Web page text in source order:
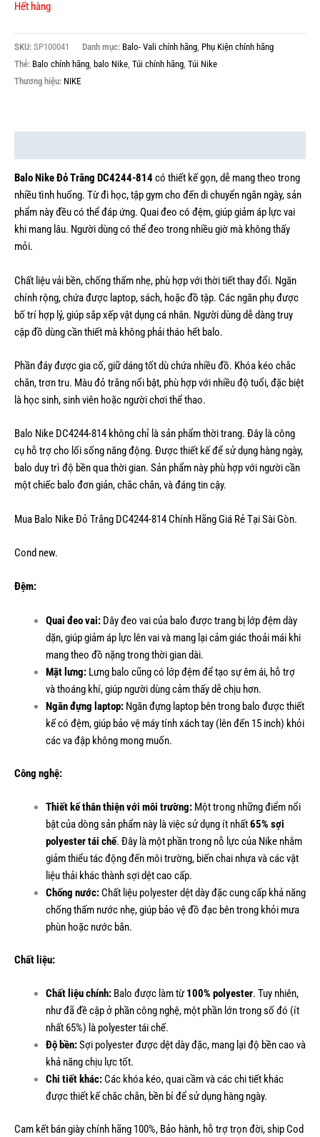
Hết hàng
SKU: SP100041 Danh mục: Balo- Vali chính hãng Phụ Kiện chính hãng
Thẻ: Balo chính hãng balo Nike Túi chính hãng Túi Nike
Thương hiệu: NIKE
Balo Nike Đỏ Trắng DC4244-814 có thiết kế gọn, dễ mang theo trong
nhiều tình huống. Từ đi học, tập gym cho đến di chuyển ngắn ngày, sản
phẩm này đều có thể đáp ứng. Quai đeo có đệm, giúp giảm áp lực vai
khi mang lâu. Người dùng có thể đeo trong nhiều giờ mà không thấy
mỏi.
Chất liệu vải bền, chống thấm nhẹ, phù hợp với thời tiết thay đổi. Ngăn
chính rộng, chứa được laptop, sách, hoặc đồ tập. Các ngăn phụ được
bố trí hợp lý, giúp sắp xếp vật dụng cá nhân. Người dùng dễ dàng truy
cập đồ dùng cần thiết mà không phải tháo hết balo.
Phần đáy được gia cố, giữ dáng tốt dù chứa nhiều đồ. Khóa kéo chắc
chắn, trơn tru. Màu đỏ trắng nổi bật, phù hợp với nhiều độ tuổi, đặc biệt
là học sinh, sinh viên hoặc người chơi thể thao.
Balo Nike DC4244-814 không chỉ là sản phẩm thời trang. Đây là công
cụ hỗ trợ cho lối sống năng động. Được thiết kế để sử dụng hàng ngày,
balo duy trì độ bền qua thời gian. Sản phẩm này phù hợp với người cần
một chiếc balo đơn giản, chắc chắn, và đáng tin cậy.
Mua Balo Nike Đỏ Trắng DC4244-814 Chính Hãng Giá Rẻ Tại Sài Gòn.
Cond new.
Đệm:
Quai đeo vai:Dây đeo vai của balo được trang bị lớp đệm dày
dặn, giúp giảm áp lực lên vai và mang lại cảm giác thoải mái khi
mang theo đồ nặng trong thời gian dài.
Mặt lưng:Lưng balo cũng có lớp đệm để tạo sự êm ái, hỗ trợ
và thoáng khí, giúp người dùng cảm thấy dễ chịu hơn.
Ngăn đựng laptop:Ngăn đựng laptop bên trong balo được thiết
kế có đệm, giúp bảo vệ máy tính xách tay (lên đến 15 inch) khỏi
các va đập không mong muốn.
Công nghệ:
Thiết kế thân thiện với môi trường:Một trong những điểm nổi
bật của dòng sản phẩm này là việc sử dụng ít nhất65% sợi
polyester tái chế. Đây là một phần trong nỗ lực của Nike nhằm
giảm thiểu tác động đến môi trường, biến chai nhựa và các vật
liệu thải khác thành sợi dệt cao cấp.
Chống nước:Chất liệu polyester dệt dày đặc cung cấp khả năng
chống thấm nước nhẹ, giúp bảo vệ đồ đạc bên trong khỏi mưa
phùn hoặc nước bắn.
Chất liệu:
Chất liệu chính:Balo được làm từ100% polyester. Tuy nhiên,
như đã đề cập ở phần công nghệ, một phần lớn trong số đó (ít
nhất 65%) là polyester tái chế.
Độ bền:Sợi polyester được dệt dày đặc, mang lại độ bền cao và
khả năng chịu lực tốt.
Chi tiết khác:Các khóa kéo, quai cầm và các chi tiết khác
được thiết kế chắc chắn, bền bỉ để sử dụng hàng ngày.
Cam kết bán giày chính hãng 100%, Bảo hành, hỗ trợ trọn đời, ship Cod